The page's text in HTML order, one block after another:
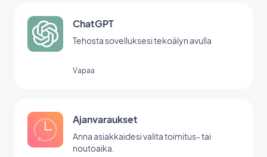
ChatGPT
Tehosta sovelluksesi tekoälyn avulla
Vapaa
Ajanvaraukset
Anna asiakkaidesi valita toimitus- tai
noutoaika.